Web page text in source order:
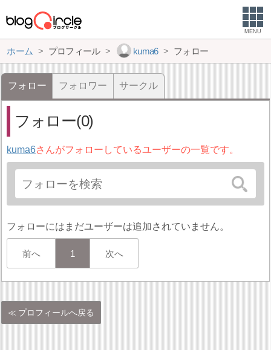
MENU
ホーム プロフィール kuma6 フォロー
フォロー フォロワー サークル
フォロー(0)
kuma6さんがフォローしているユーザーの一覧です。
フォローにはまだユーザーは追加されていません。
前へ 1 次へ
プロフィールへ戻る